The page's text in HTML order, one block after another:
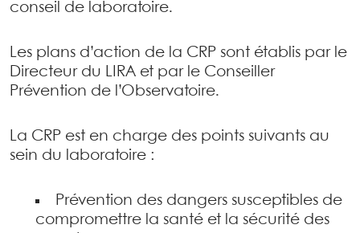
conseil de laboratoire.
Les plans d’action de la CRP sont établis par le
Directeur du LIRA et par le Conseiller
Prévention de l’Observatoire.
La CRP est en charge des points suivants au
sein du laboratoire :
Prévention des dangers susceptibles de
compromettre la santé et la sécurité des